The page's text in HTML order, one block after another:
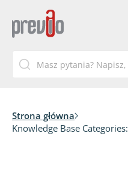
Strona główna
Knowledge Base Categories: